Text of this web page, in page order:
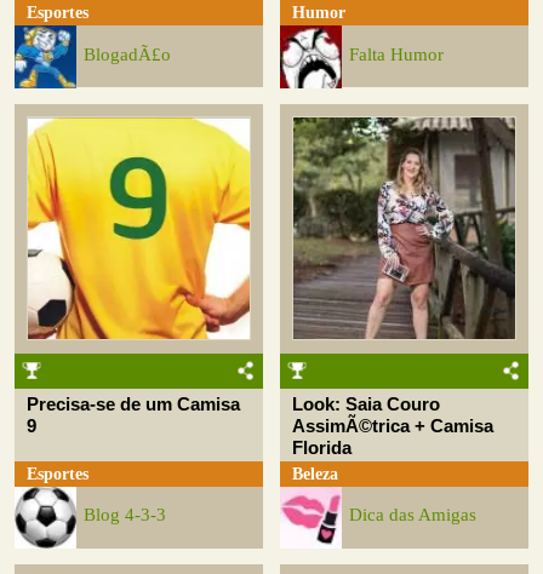
Esportes
BlogadÃ£o
Humor
Falta Humor
Precisa-se de um Camisa
9
Esportes
Blog 4-3-3
Look: Saia Couro
AssimÃ©trica + Camisa
Florida
Beleza
Dica das Amigas